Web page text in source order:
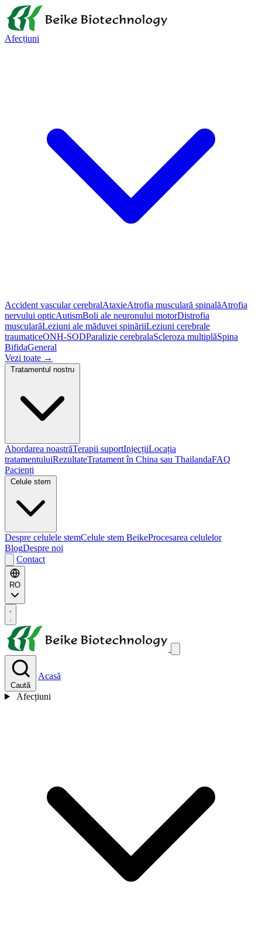
Afecțiuni
Accident vascular cerebralAtaxieAtrofia musculară spinalăAtrofia
nervului opticAutismBoli ale neuronului motorDistrofia
muscularăLeziuni ale măduvei spinăriiLeziuni cerebrale
traumaticeONH-SODParalizie cerebralaScleroza multiplăSpina
BifidaGeneral
Vezi toate →
Abordarea noastrăTerapii suportInjecțiiLocația
tratamentuluiRezultateTratament în China sau ThailandaFAQ
Pacienți
Despre celulele stemCelule stem BeikeProcesarea celulelor
BlogDespre noi
Contact
RO
Caută
Acasă
Afecțiuni